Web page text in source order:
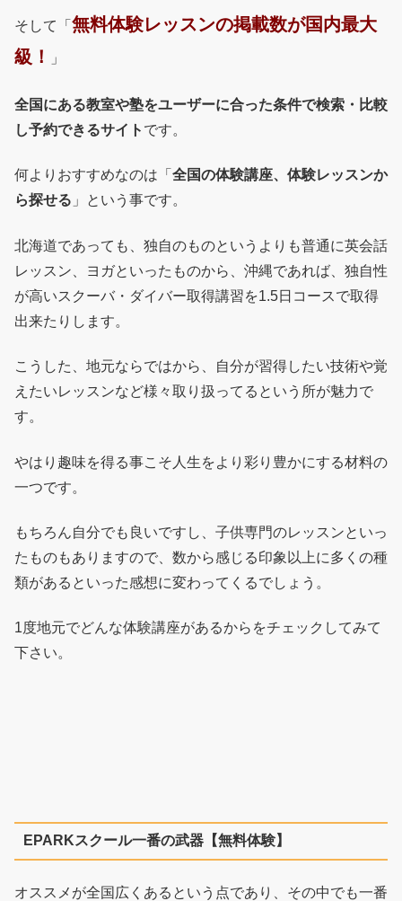
そして「 無料体験レッスンの掲載数が国内最大
級！
」
全国にある教室や塾をユーザーに合った条件で検索・比較
し予約できるサイト です。
何よりおすすめなのは「 全国の体験講座、体験レッスンか
ら探せる 」という事です。
北海道であっても、独自のものというよりも普通に英会話
レッスン、ヨガといったものから、沖縄であれば、独自性
が高いスクーバ・ダイバー取得講習を1.5日コースで取得
出来たりします。
こうした、地元ならではから、自分が習得したい技術や覚
えたいレッスンなど様々取り扱ってるという所が魅力で
す。
やはり趣味を得る事こそ人生をより彩り豊かにする材料の
一つです。
もちろん自分でも良いですし、子供専門のレッスンといっ
たものもありますので、数から感じる印象以上に多くの種
類があるといった感想に変わってくるでしょう。
1度地元でどんな体験講座があるからをチェックしてみて
下さい。
EPARKスクール一番の武器【無料体験】
オススメが全国広くあるという点であり、その中でも一番